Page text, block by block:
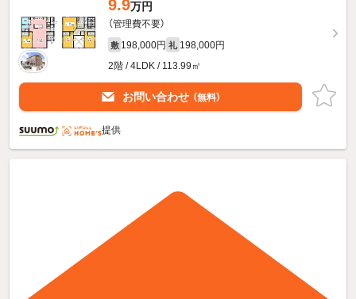
9.9万円
（管理費不要）
敷 198,000円 礼 198,000円
2階 / 4LDK / 113.99㎡
お問い合わせ （無料）
提供